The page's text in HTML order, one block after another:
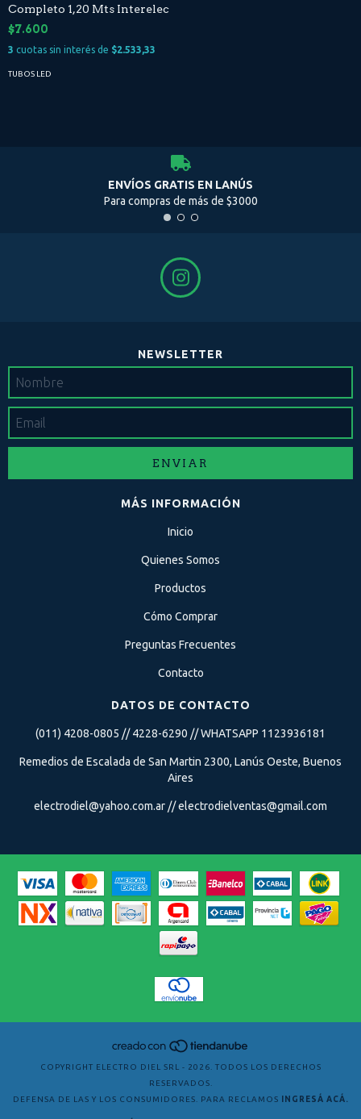
Completo 1,20 Mts Interelec
$7.600
3 cuotas sin interés de $2.533,33
TUBOS LED
ENVÍOS GRATIS EN LANÚS
Para compras de más de $3000
NEWSLETTER
MÁS INFORMACIÓN
Inicio
Quienes Somos
Productos
Cómo Comprar
Preguntas Frecuentes
Contacto
DATOS DE CONTACTO
(011) 4208-0805 // 4228-6290 // WHATSAPP 1123936181
Remedios de Escalada de San Martin 2300, Lanús Oeste, Buenos
Aires
electrodiel@yahoo.com.ar //electrodielventas@gmail.com
COPYRIGHT ELECTRO DIEL SRL - 2026. TODOS LOS DERECHOS
RESERVADOS.
DEFENSA DE LAS Y LOS CONSUMIDORES. PARA RECLAMOS
INGRESÁ ACÁ.